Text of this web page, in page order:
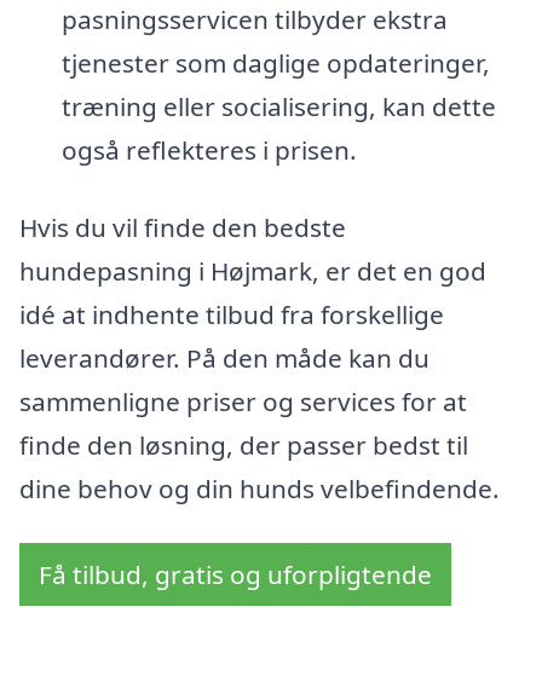
pasningsservicen tilbyder ekstra
tjenester som daglige opdateringer,
træning eller socialisering, kan dette
også reflekteres i prisen.
Hvis du vil finde den bedste
hundepasning i Højmark, er det en god
idé at indhente tilbud fra forskellige
leverandører. På den måde kan du
sammenligne priser og services for at
finde den løsning, der passer bedst til
dine behov og din hunds velbefindende.
Få tilbud, gratis og uforpligtende